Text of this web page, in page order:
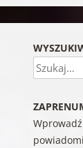
Szukaj